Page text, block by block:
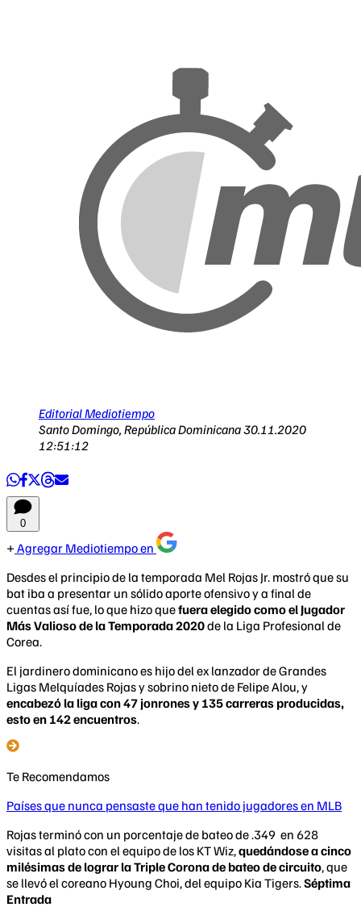
Editorial Mediotiempo
Santo Domingo, República Dominicana30.11.2020
12:51:12
0
Agregar Mediotiempo en
Desdes el principio de la temporada Mel Rojas Jr. mostró que su
bat iba a presentar un sólido aporte ofensivo y a final de
cuentas así fue, lo que hizo quefuera elegido como el Jugador
Más Valioso de la Temporada 2020de la Liga Profesional de
Corea.
El jardinero dominicano es hijo del ex lanzador de Grandes
Ligas Melquíades Rojas y sobrino nieto de Felipe Alou, y
encabezó la liga con 47 jonrones y 135 carreras producidas,
esto en 142 encuentros.
Te Recomendamos
Países que nunca pensaste que han tenido jugadores en MLB
Rojas terminó con un porcentaje de bateo de .349 en 628
visitas al plato con el equipo de los KT Wiz,quedándose a cinco
milésimas de lograr la Triple Corona de bateo de circuito, que
se llevó el coreano Hyoung Choi, del equipo Kia Tigers.Séptima
Entrada